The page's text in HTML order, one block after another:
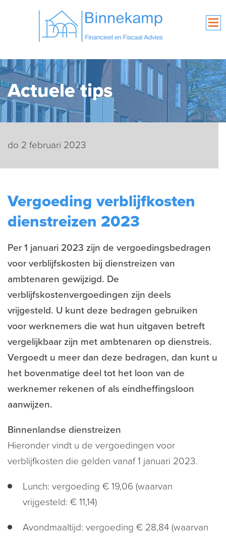
Actuele tips
do 2 februari 2023
Vergoeding verblijfkosten
dienstreizen 2023
Per 1 januari 2023 zijn de vergoedingsbedragen
voor verblijfskosten bij dienstreizen van
ambtenaren gewijzigd. De
verblijfskostenvergoedingen zijn deels
vrijgesteld. U kunt deze bedragen gebruiken
voor werknemers die wat hun uitgaven betreft
vergelijkbaar zijn met ambtenaren op dienstreis.
Vergoedt u meer dan deze bedragen, dan kunt u
het bovenmatige deel tot het loon van de
werknemer rekenen of als eindheffingsloon
aanwijzen.
Binnenlandse dienstreizen
Hieronder vindt u de vergoedingen voor
verblijfkosten die gelden vanaf 1 januari 2023.
Lunch: vergoeding € 19,06 (waarvan
vrijgesteld: € 11,14)
Avondmaaltijd: vergoeding € 28,84 (waarvan